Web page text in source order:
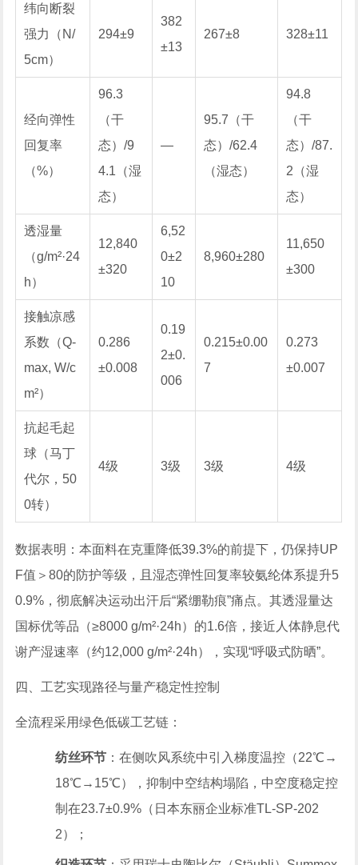
纬向断裂
强力（N/
5cm）
294±9
382
±13
267±8 328±11
经向弹性
回复率
（%）
96.3
（干
态）/9
4.1（湿
态）
—
95.7（干
态）/62.4
（湿态）
94.8
（干
态）/87.
2（湿
态）
透湿量
（g/m²·24
h）
12,840
±320
6,52
0±2
10
8,960±280
11,650
±300
接触凉感
系数（Q-
max, W/c
m²）
0.286
±0.008
0.19
2±0.
006
0.215±0.00
7
0.273
±0.007
抗起毛起
球（马丁
代尔，50
0转）
4级 3级 3级 4级
数据表明：本面料在克重降低39.3%的前提下，仍保持UP
F值＞80的防护等级，且湿态弹性回复率较氨纶体系提升5
0.9%，彻底解决运动出汗后“紧绷勒痕”痛点。其透湿量达
国标优等品（≥8000 g/m²·24h）的1.6倍，接近人体静息代
谢产湿速率（约12,000 g/m²·24h），实现“呼吸式防晒”。
四、工艺实现路径与量产稳定性控制
全流程采用绿色低碳工艺链：
纺丝环节 ：在侧吹风系统中引入梯度温控（22℃→
18℃→15℃），抑制中空结构塌陷，中空度稳定控
制在23.7±0.9%（日本东丽企业标准TL-SP-202
2）；